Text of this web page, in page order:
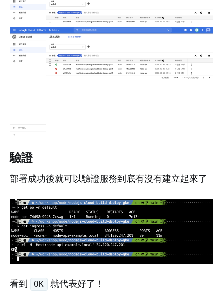
驗證
部署成功後就可以驗證服務到底有沒有建立起來了
看到 OK 就代表好了！